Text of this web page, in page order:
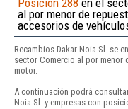
al por menor de
accesorios de
Recambios Dakar Noia Sl. se
sector Comercio al por
motor.
A continuación podrá
Noia Sl. y empresas con